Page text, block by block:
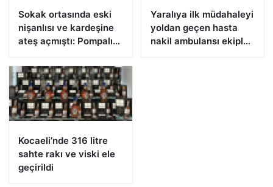
Sokak ortasında eski
nişanlısı ve kardeşine
ateş açmıştı: Pompalı
Yaralıya ilk müdahaleyi
yoldan geçen hasta
nakil ambulansı ekipleri
Kocaeli’nde 316 litre
sahte rakı ve viski ele
geçirildi